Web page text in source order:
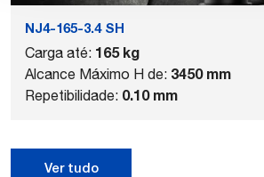
NJ4-165-3.4 SH
Carga até: 165 kg
Alcance Máximo H de: 3450 mm
Repetibilidade: 0.10 mm
Ver tudo